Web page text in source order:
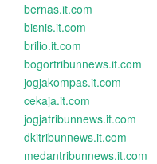
bernas.it.com
bisnis.it.com
brilio.it.com
bogortribunnews.it.com
jogjakompas.it.com
cekaja.it.com
jogjatribunnews.it.com
dkitribunnews.it.com
medantribunnews.it.com